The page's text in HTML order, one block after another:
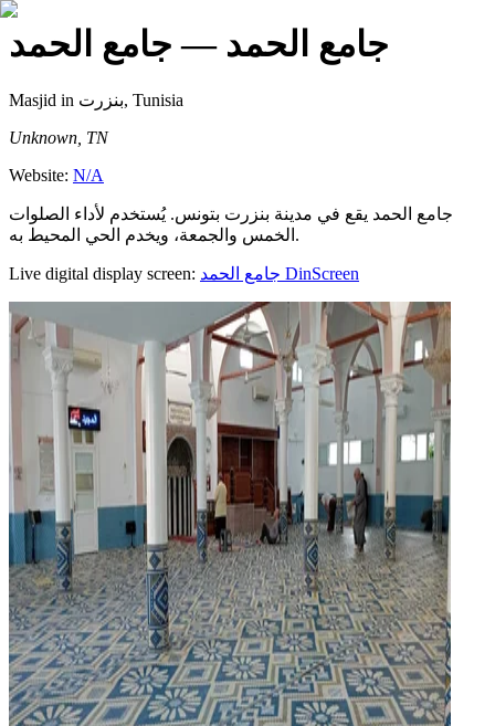
جامع الحمد — جامع الحمد
Masjid
in بنزرت, Tunisia
Unknown, TN
Website: N/A
جامع الحمد يقع في مدينة بنزرت بتونس. يُستخدم لأداء الصلوات
الخمس والجمعة، ويخدم الحي المحيط به.
Live digital display screen: جامع الحمد DinScreen